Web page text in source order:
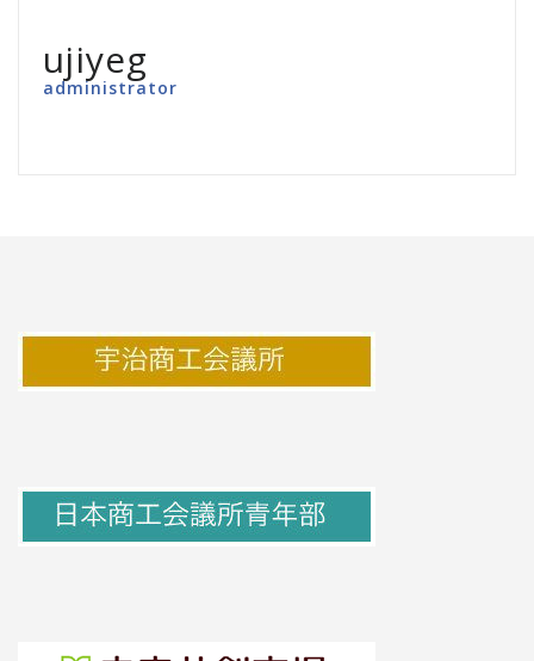
ujiyeg
administrator